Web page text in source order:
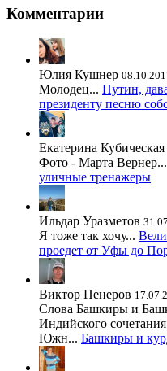
Комментарии
Юлия Кушнер
Молодец... Путин,
президенту песню
Екатерина Кубическая
Фото - Марта Вернер...
уличные тренажеры
Ильдар Уразметов
Я тоже так хочу...
проедет от Уфы до
Виктор Пенеров
Слова Башкиры и
Индийского
Южн... Башкиры и